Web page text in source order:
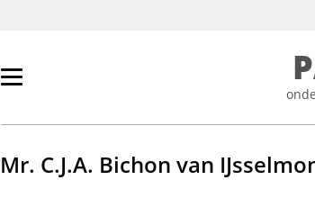
Primair
tonen/verbergen
Mr. C.J.A. Bichon van